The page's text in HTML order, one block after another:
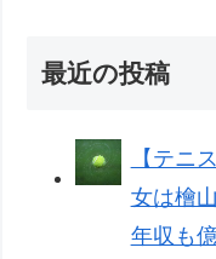
最近の投稿
【テニ
女は檜
年収も